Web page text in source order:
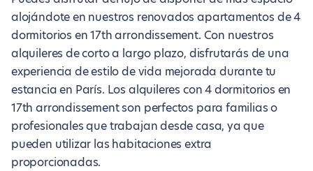
alojándote en nuestros renovados apartamentos de 4
dormitorios en 17th arrondissement. Con nuestros
alquileres de corto a largo plazo, disfrutarás de una
experiencia de estilo de vida mejorada durante tu
estancia en París. Los alquileres con 4 dormitorios en
17th arrondissement son perfectos para familias o
profesionales que trabajan desde casa, ya que
pueden utilizar las habitaciones extra
proporcionadas.